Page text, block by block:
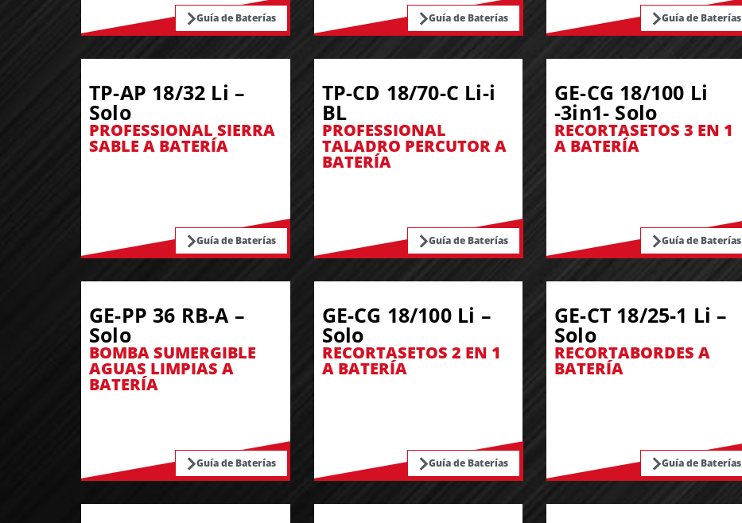
Guía de Baterías Guía de Baterías Guía de Baterías
TP-AP 18/32 Li –
Solo
PROFESSIONAL SIERRA
SABLE A BATERÍA
Guía de Baterías
TP-CD 18/70-C Li-i
BL
PROFESSIONAL
TALADRO PERCUTOR A
BATERÍA
Guía de Baterías
GE-CG 18/100 Li
-3in1- Solo
RECORTASETOS 3 EN 1
A BATERÍA
Guía de Baterías
GE-PP 36 RB-A –
Solo
BOMBA SUMERGIBLE
AGUAS LIMPIAS A
BATERÍA
Guía de Baterías
GE-CG 18/100 Li –
Solo
RECORTASETOS 2 EN 1
A BATERÍA
Guía de Baterías
GE-CT 18/25-1 Li –
Solo
RECORTABORDES A
BATERÍA
Guía de Baterías